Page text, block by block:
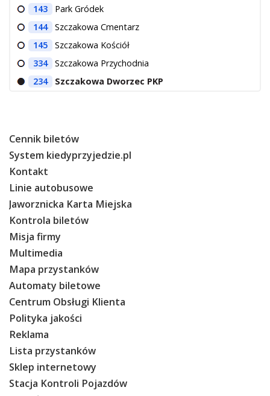
143
Park Gródek
144
Szczakowa Cmentarz
145
Szczakowa Kościół
334
Szczakowa Przychodnia
234
Szczakowa Dworzec PKP
Cennik biletów
System kiedyprzyjedzie.pl
Kontakt
Linie autobusowe
Jaworznicka Karta Miejska
Kontrola biletów
Misja firmy
Multimedia
Mapa przystanków
Automaty biletowe
Centrum Obsługi Klienta
Polityka jakości
Reklama
Lista przystanków
Sklep internetowy
Stacja Kontroli Pojazdów